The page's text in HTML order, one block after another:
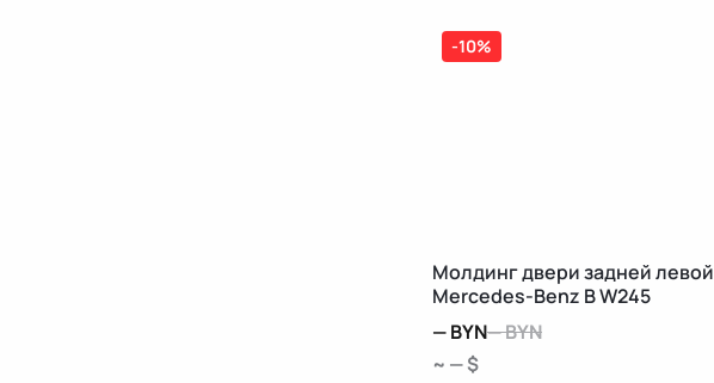
-10%
Молдинг двери задней левой
Mercedes-Benz B W245
—BYN—BYN
~ — $